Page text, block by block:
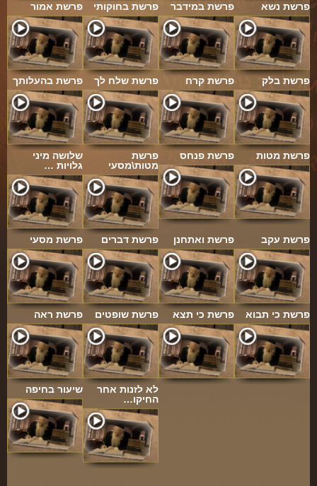
פרשת אמור פרשת בחוקותי פרשת במידבר פרשת נשא
פרשת בהעלותך פרשת שלח לך פרשת קרח פרשת בלק
שלושה מיני
גלויות …
פרשת
מטות\מסעי
פרשת פנחס פרשת מטות
פרשת מסעי פרשת דברים פרשת ואתחנן פרשת עקב
פרשת ראה פרשת שופטים פרשת כי תצא פרשת כי תבוא
שיעור בחיפה
לא לזנות אחר
החיקו…